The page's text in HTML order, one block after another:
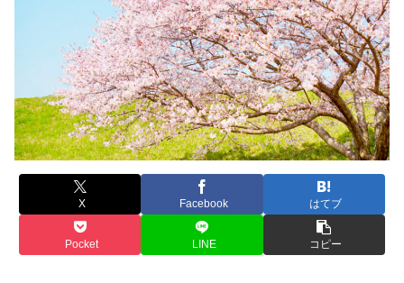
X Facebook はてブ
Pocket LINE コピー